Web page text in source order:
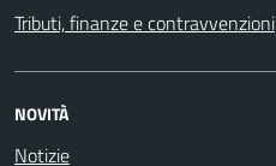
Tributi, finanze e contravvenzioni
NOVITÀ
Notizie